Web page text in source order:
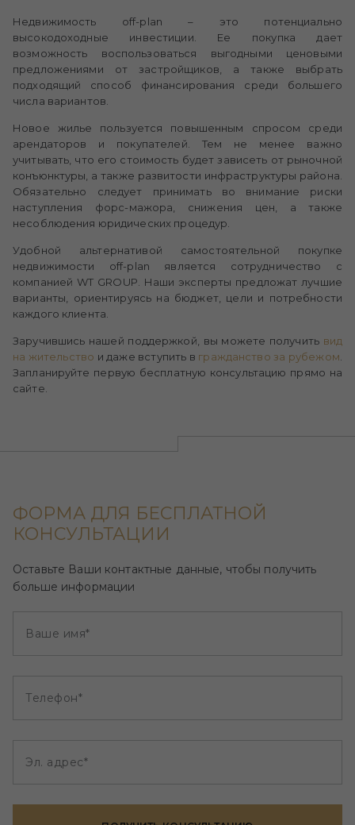
Недвижимость off-plan – это потенциально
высокодоходные инвестиции. Ее покупка дает
возможность воспользоваться выгодными ценовыми
предложениями от застройщиков, а также выбрать
подходящий способ финансирования среди большего
числа вариантов.
Новое жилье пользуется повышенным спросом среди
арендаторов и покупателей. Тем не менее важно
учитывать, что его стоимость будет зависеть от рыночной
конъюнктуры, а также развитости инфраструктуры района.
Обязательно следует принимать во внимание риски
наступления форс-мажора, снижения цен, а также
несоблюдения юридических процедур.
Удобной альтернативой самостоятельной покупке
недвижимости off-plan является сотрудничество с
компанией WT GROUP. Наши эксперты предложат лучшие
варианты, ориентируясь на бюджет, цели и потребности
каждого клиента.
Заручившись нашей поддержкой, вы можете получить вид
на жительство и даже вступить в гражданство за рубежом.
Запланируйте первую бесплатную консультацию прямо на
сайте.
ФОРМА ДЛЯ БЕСПЛАТНОЙ
КОНСУЛЬТАЦИИ
Оставьте Ваши контактные данные, чтобы получить
больше информации
Ваше имя*
Телефон*
Эл. адрес*